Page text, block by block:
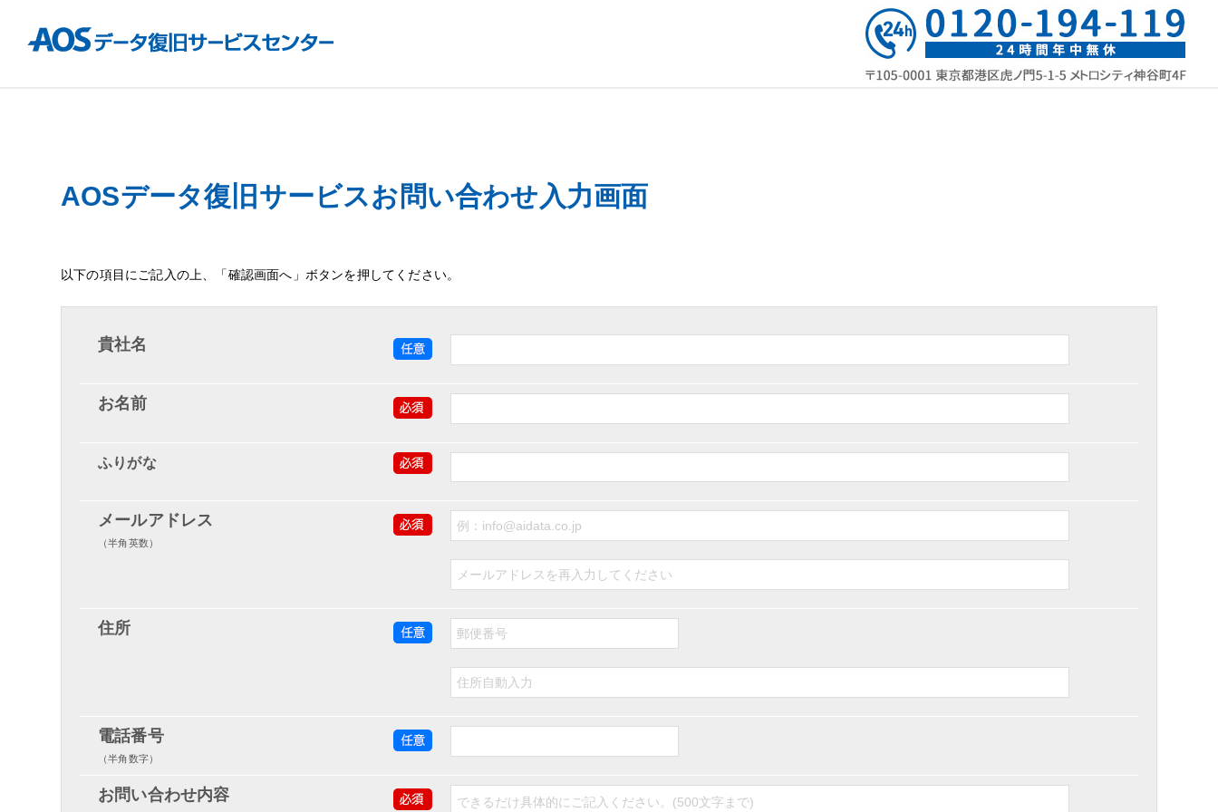
AOSデータ復旧サービスお問い合わせ入力画面
以下の項目にご記入の上、「確認画面へ」ボタンを押してください。
貴社名
お名前
ふりがな
メールアドレス
（半角英数）
住所
電話番号
（半角数字）
お問い合わせ内容